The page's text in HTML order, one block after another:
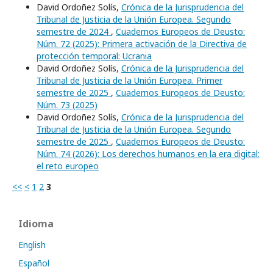
David Ordoñez Solís, Crónica de la Jurisprudencia del
Tribunal de Justicia de la Unión Europea. Segundo
semestre de 2024 , Cuadernos Europeos de Deusto:
Núm. 72 (2025): Primera activación de la Directiva de
protección temporal: Ucrania
David Ordoñez Solís, Crónica de la Jurisprudencia del
Tribunal de Justicia de la Unión Europea. Primer
semestre de 2025 , Cuadernos Europeos de Deusto:
Núm. 73 (2025)
David Ordoñez Solís, Crónica de la Jurisprudencia del
Tribunal de Justicia de la Unión Europea. Segundo
semestre de 2025 , Cuadernos Europeos de Deusto:
Núm. 74 (2026): Los derechos humanos en la era digital:
el reto europeo
<< < 1 2 3
Idioma
English
Español